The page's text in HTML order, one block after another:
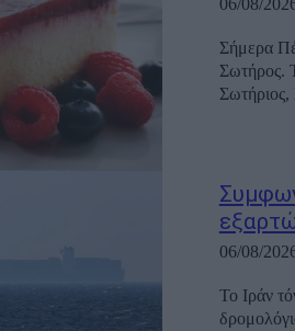
06/08/
Σήμερα
Σωτήρος. Τα ονόματα
06/08/
Το Ιράν